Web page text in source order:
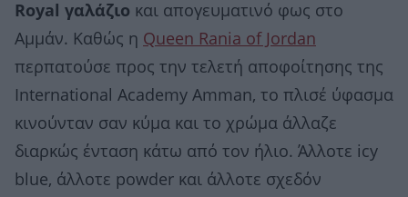
Royal γαλάζιο και απογευματινό φως στο
Αμμάν. Καθώς η Queen Rania of Jordan
περπατούσε προς την τελετή αποφοίτησης της
International Academy Amman, το πλισέ ύφασμα
κινούνταν σαν κύμα και το χρώμα άλλαζε
διαρκώς ένταση κάτω από τον ήλιο. Άλλοτε icy
blue, άλλοτε powder και άλλοτε σχεδόν